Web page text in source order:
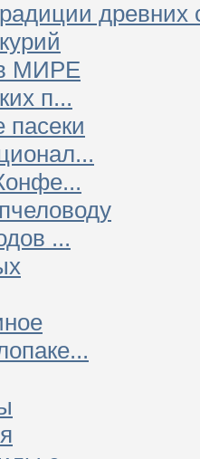
древних
МИРЕ
п...
...